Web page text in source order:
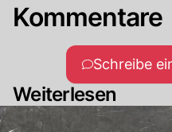
Kommentare
Schreibe
Weiterlesen